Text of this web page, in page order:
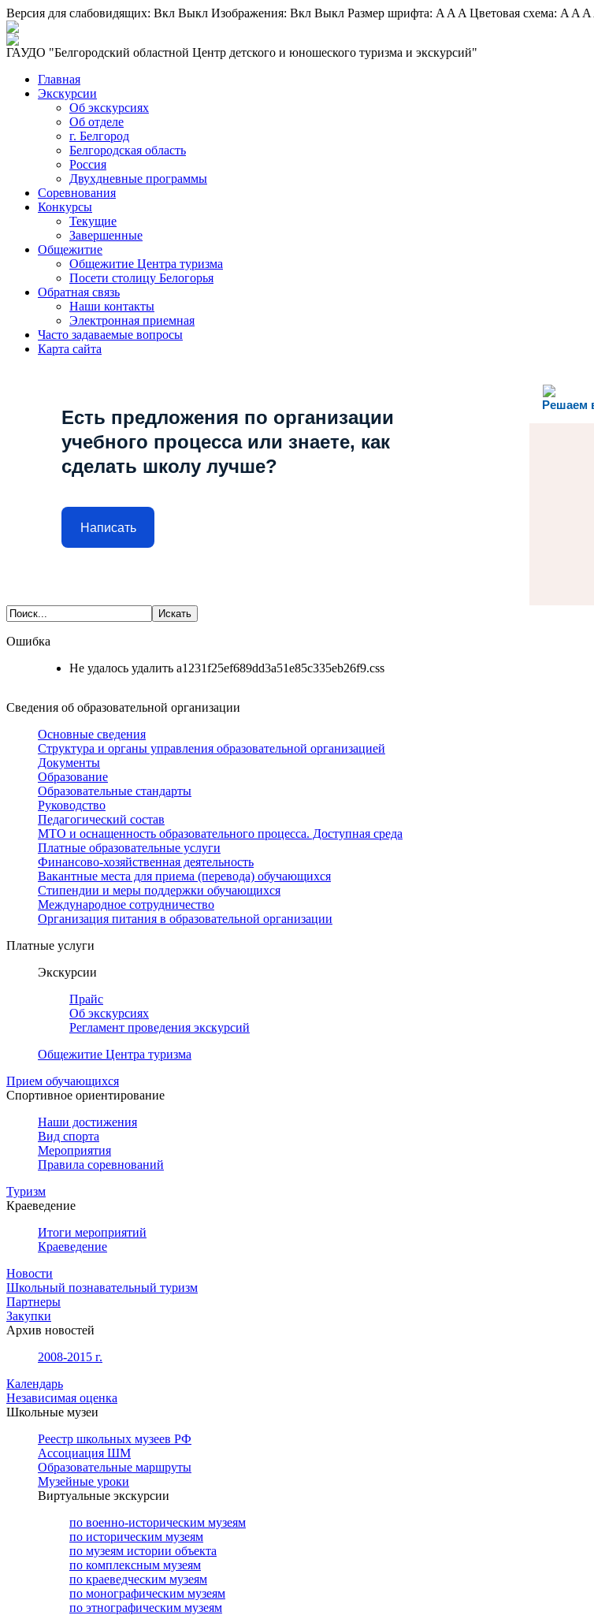
Версия для слабовидящих: Вкл Выкл Изображения: Вкл Выкл Размер шрифта: A A A Цветовая схема: A A A
ГАУДО "Белгородский областной Центр детского и юношеского туризма и экскурсий"
Главная
Экскурсии
Об экскурсиях
Об отделе
г. Белгород
Белгородская область
Россия
Двухдневные программы
Соревнования
Конкурсы
Текущие
Завершенные
Общежитие
Общежитие Центра туризма
Посети столицу Белогорья
Обратная связь
Наши контакты
Электронная приемная
Часто задаваемые вопросы
Карта сайта
Решаем
Есть предложения по организации
учебного процесса или знаете, как
сделать школу лучше?
Написать
Ошибка
Не удалось удалить a1231f25ef689dd3a51e85c335eb26f9.css
Сведения об образовательной организации
Основные сведения
Структура и органы управления образовательной организацией
Документы
Образование
Образовательные стандарты
Руководство
Педагогический состав
МТО и оснащенность образовательного процесса. Доступная среда
Платные образовательные услуги
Финансово-хозяйственная деятельность
Вакантные места для приема (перевода) обучающихся
Стипендии и меры поддержки обучающихся
Международное сотрудничество
Организация питания в образовательной организации
Платные услуги
Экскурсии
Прайс
Об экскурсиях
Регламент проведения экскурсий
Общежитие Центра туризма
Прием обучающихся
Спортивное ориентирование
Наши достижения
Вид спорта
Мероприятия
Правила соревнований
Туризм
Краеведение
Итоги мероприятий
Краеведение
Новости
Школьный познавательный туризм
Партнеры
Закупки
Архив новостей
2008-2015 г.
Календарь
Независимая оценка
Школьные музеи
Реестр школьных музеев РФ
Ассоциация ШМ
Образовательные маршруты
Музейные уроки
Виртуальные экскурсии
по военно-историческим музеям
по историческим музеям
по музеям истории объекта
по комплексным музеям
по краеведческим музеям
по монографическим музеям
по этнографическим музеям